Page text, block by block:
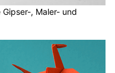
, Maler- und